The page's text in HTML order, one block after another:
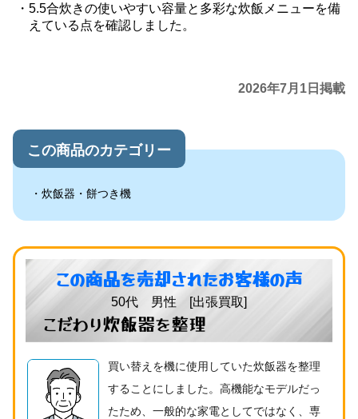
5.5合炊きの使いやすい容量と多彩な炊飯メニューを備
えている点を確認しました。
2026年7月1日掲載
この商品のカテゴリー
炊飯器・餅つき機
この商品を売却されたお客様の声
50代 男性 [出張買取]
こだわり炊飯器を整理
買い替えを機に使用していた炊飯器を整理
することにしました。高機能なモデルだっ
たため、一般的な家電としてではなく、専